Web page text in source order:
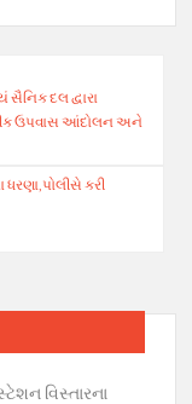
સૈનિક દલ દ્વારા
ઉપવાસ આંદોલન અને
કરી
વિસ્તારના